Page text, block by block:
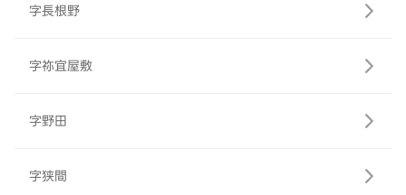
字長根野
字祢宜屋敷
字野田
字狭間